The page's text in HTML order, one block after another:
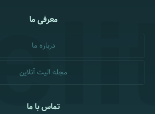
معرفی ما
درباره ما
مجله الیت آنلاین
تماس با ما